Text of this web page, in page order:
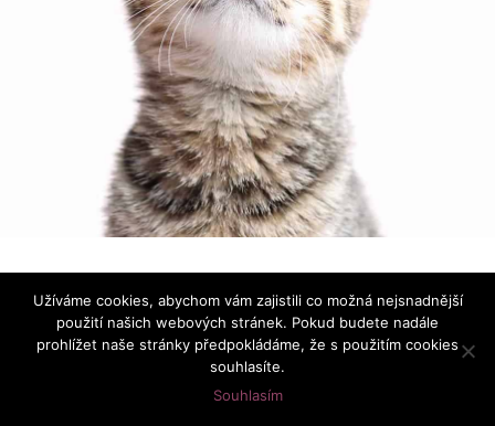
osobních údajů
Užíváme cookies, abychom vám zajistili co možná nejsnadnější
použití našich webových stránek. Pokud budete nadále
prohlížet naše stránky předpokládáme, že s použitím cookies
souhlasíte.
Souhlasím